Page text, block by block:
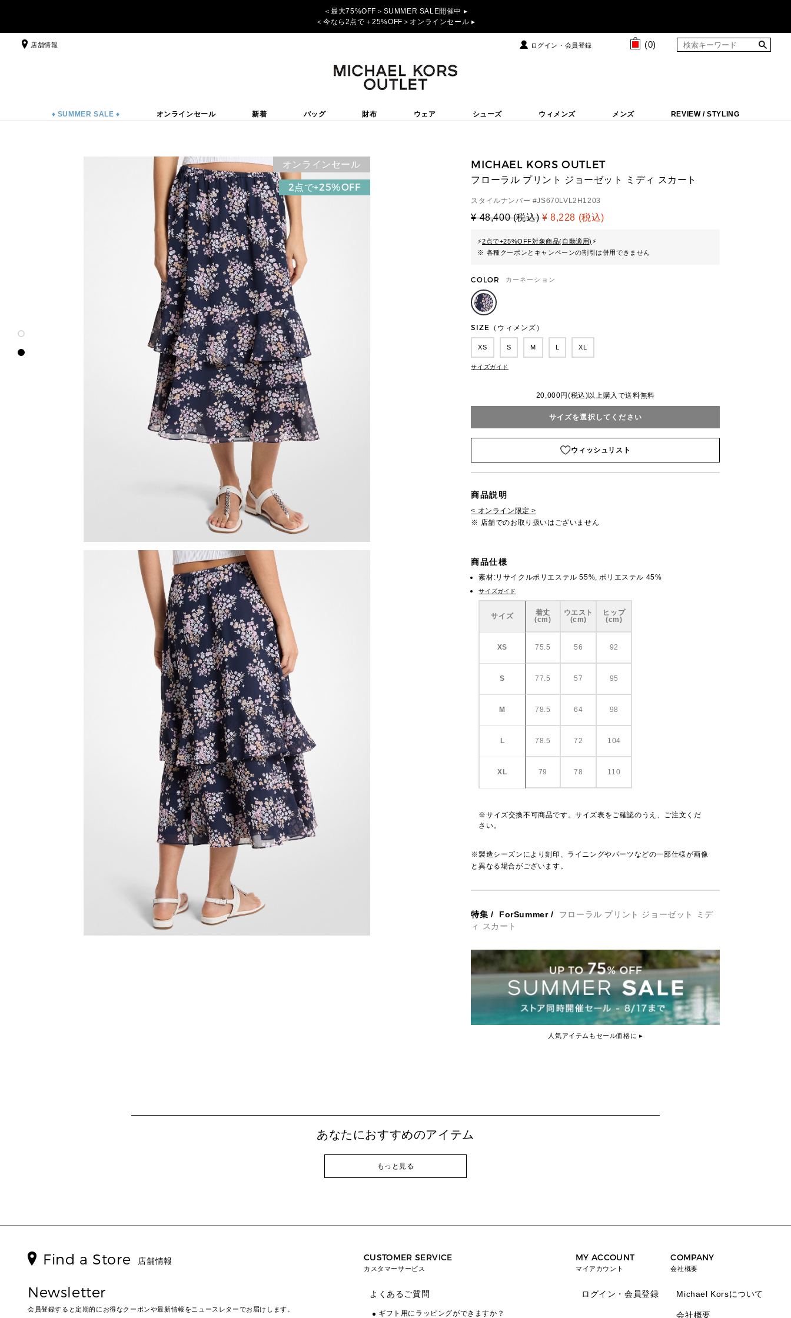
＜最大75%OFF＞SUMMER SALE開催中 ▸
＜今なら2点で＋25%OFF＞オンラインセール ▸
店舗情報 ログイン・会員登録 (0)
♦ SUMMER SALE ♦ オンラインセール 新着 バッグ 財布 ウェア シューズ ウィメンズ メンズ REVIEW / STYLING
オンラインセール
2点で+25%OFF
MICHAEL KORS OUTLET
フローラル プリント ジョーゼット ミディ スカート
スタイルナンバー #JS670LVL2H1203
¥ 48,400 (税込) ¥ 8,228 (税込)
⚡2点で+25%OFF対象商品(自動適用) ⚡
※ 各種クーポンとキャンペーンの割引は併用できません
COLOR カーネーション
SIZE（ウィメンズ）
XS S M L XL
サイズガイド
20,000円(税込)以上購入で送料無料
サイズを選択してください
ウィッシュリスト
商品説明
< オンライン限定 >
※ 店舗でのお取り扱いはございません
商品仕様
素材:リサイクルポリエステル 55%, ポリエステル 45%
サイズガイド
サイズ
着丈
(cm)
ウエスト
(cm)
ヒップ
(cm)
XS 75.5 56 92
S 77.5 57 95
M 78.5 64 98
L 78.5 72 104
XL 79 78 110
※サイズ交換不可商品です。サイズ表をご確認のうえ、ご注文くだ
さい。
※製造シーズンにより刻印、ライニングやパーツなどの一部仕様が画像
と異なる場合がございます。
特集 / ForSummer/
フローラル プリント ジョーゼット ミデ
ィ スカート
人気アイテムもセール価格に ▸
あなたにおすすめのアイテム
もっと見る
Find a Store 店舗情報
Newsletter
会員登録すると定期的にお得なクーポンや最新情報をニュースレターでお届けします。
CUSTOMER SERVICE
カスタマーサービス
よくあるご質問
ギフト用にラッピングができますか？
MY ACCOUNT
マイアカウント
ログイン・会員登録
COMPANY
会社概要
Michael Korsについて
会社概要